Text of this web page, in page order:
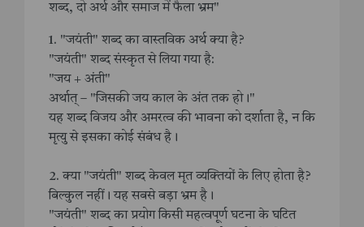
शब्द, दो अर्थ और समाज में फैला भ्रम"
1. "जयंती" शब्द का वास्तविक अर्थ क्या है?
"जयंती" शब्द संस्कृत से लिया गया है:
"जय + अंती"
अर्थात् – "जिसकी जय काल के अंत तक हो।"
यह शब्द विजय और अमरत्व की भावना को दर्शाता है, न कि
मृत्यु से इसका कोई संबंध है।
2. क्या "जयंती" शब्द केवल मृत व्यक्तियों के लिए होता है?
बिल्कुल नहीं। यह सबसे बड़ा भ्रम है।
"जयंती" शब्द का प्रयोग किसी महत्वपूर्ण घटना के घटित